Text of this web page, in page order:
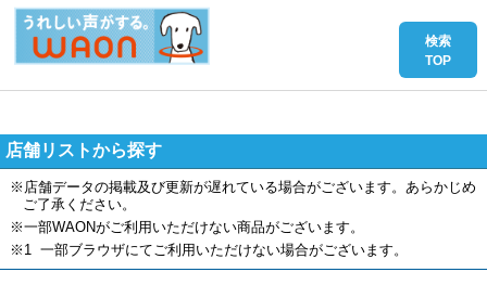
店舗リストから探す
※店舗データの掲載及び更新が遅れている場合がございます。あらかじめ
ご了承ください。
※一部WAONがご利用いただけない商品がございます。
※1 一部ブラウザにてご利用いただけない場合がございます。